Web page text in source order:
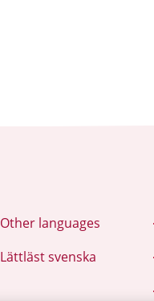
Other languages
Lättläst svenska